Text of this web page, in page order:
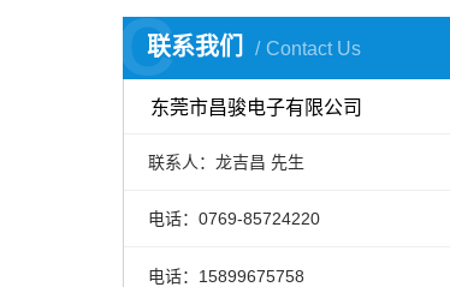
联系我们 Contact Us
C
东莞市昌骏电子有限公司
联系人：龙吉昌 先生
电话：0769-85724220
电话：15899675758